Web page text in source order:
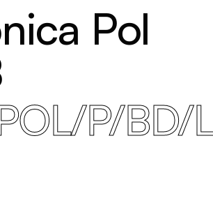
Pol
P/BD/